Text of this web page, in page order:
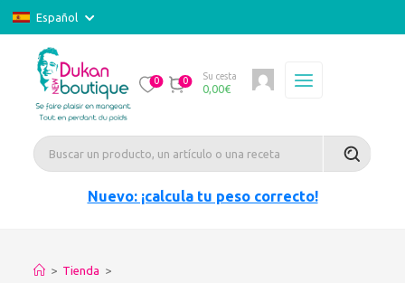
Español
0 0 Su cesta
0,00€
Nuevo: ¡calcula tu peso correcto!
> Tienda >